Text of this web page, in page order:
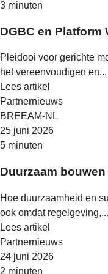
3 minuten
DGBC en
Pleidooi voor gerichte
het vereenvoudigen en...
Lees artikel
Partnernieuws
BREEAM-NL
25 juni 2026
5 minuten
Duurzaam
Hoe duurzaamheid en
ook omdat regelgeving,...
Lees artikel
Partnernieuws
24 juni 2026
2 minuten